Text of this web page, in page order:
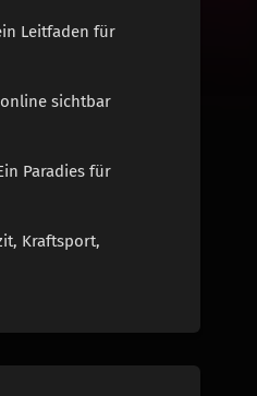
Leitfaden für
sichtbar
Paradies für
Kraftsport,